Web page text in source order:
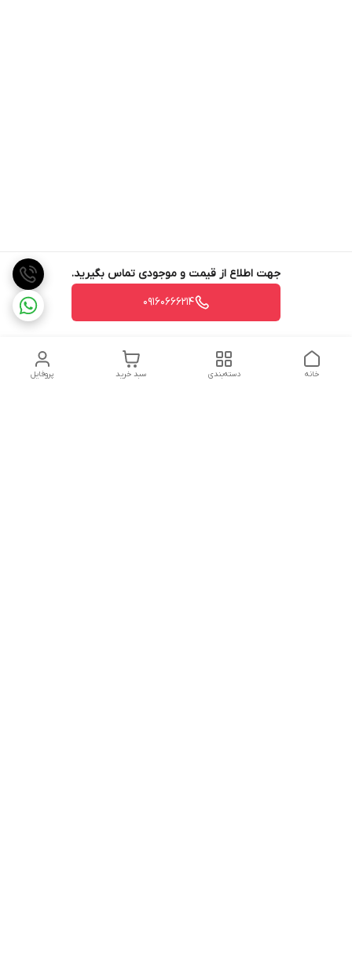
جهت اطلاع از قیمت و موجودی تماس بگیرید.
09160666214
پروفایل سبد خرید دسته‌بندی خانه